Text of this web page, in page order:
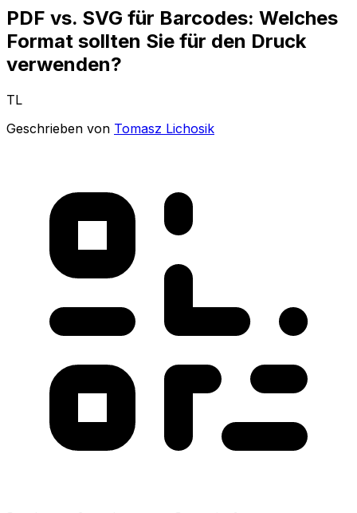
PDF vs. SVG für Barcodes: Welches
Format sollten Sie für den Druck
verwenden?
TL
Geschrieben von Tomasz Lichosik